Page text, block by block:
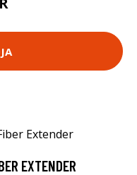
EXTENDER